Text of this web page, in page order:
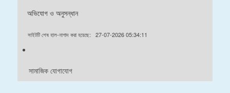
অভিযোগ ও অনুসন্ধান
সাইটটি শেষ হাল-নাগাদ করা হয়েছে: 27-07-2026 05:34:11
সামাজিক যোগাযোগ